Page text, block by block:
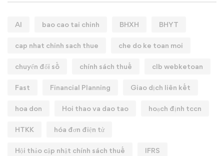
AI bao cao tai chinh BHXH BHYT
cap nhat chinh sach thue che do ke toan moi
chuyển đổi số chính sách thuế clb webketoan
Fast Financial Planning Giao dịch liên kết
hoa don Hoi thao va dao tao hoạch định tccn
HTKK hóa đơn điện tử
Hội thảo cập nhật chính sách thuế IFRS